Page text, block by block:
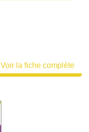
Voir la fiche complète